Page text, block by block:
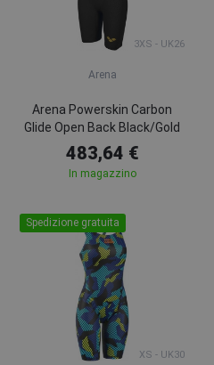
3XS - UK26
Arena
Arena Powerskin Carbon
Glide Open Back Black/Gold
483,64 €
In magazzino
Spedizione gratuita
XS - UK30